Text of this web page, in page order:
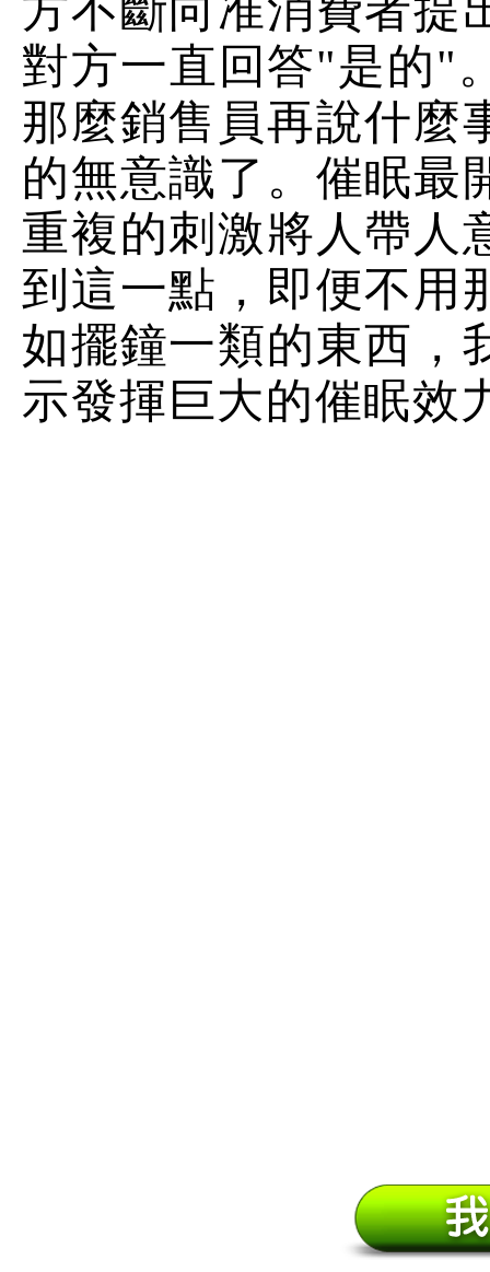
方不斷向准消費者提
對方一直回答"是的"
那麼銷售員再說什麼
的無意識了。催眠最
重複的刺激將人帶人
到這一點，即便不用
如擺鐘一類的東西，
示發揮巨大的催眠效